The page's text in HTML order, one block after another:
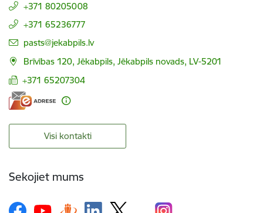
+371 80205008
+371 65236777
E-pasts:
pasts@jekabpils.lv
Brīvības 120, Jēkabpils, Jēkabpils novads, LV-5201
+371 65207304
Visi kontakti
Sekojiet mums